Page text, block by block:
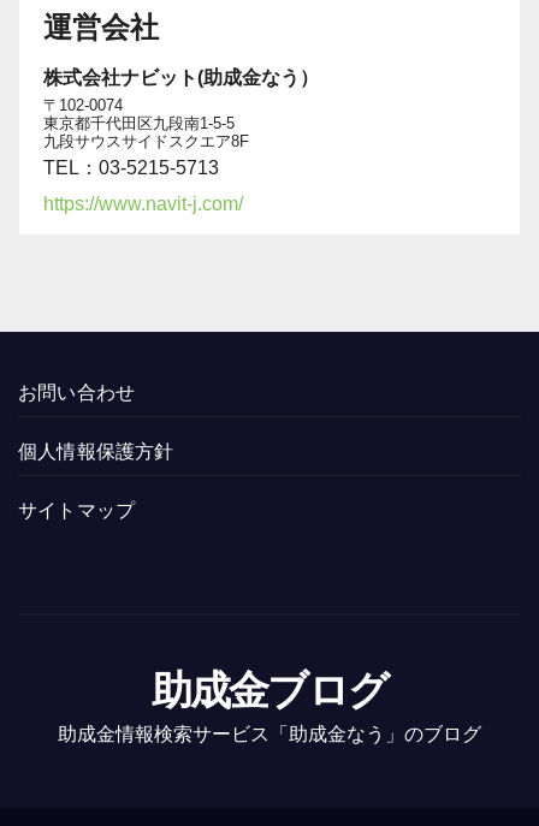
運営会社
株式会社ナビット(助成金なう）
〒102-0074
東京都千代田区九段南1-5-5
九段サウスサイドスクエア8F
TEL：03-5215-5713
https://www.navit-j.com/
お問い合わせ
個人情報保護方針
サイトマップ
助成金ブログ
助成金情報検索サービス「助成金なう」のブログ